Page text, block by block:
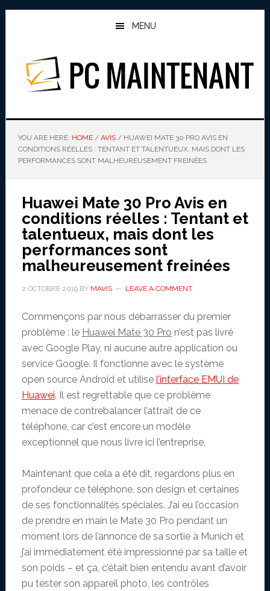
Skip
Skip
MENU
PC MAINTENANT
YOU ARE HERE: HOME / AVIS /HUAWEI MATE 30 PRO AVIS EN
CONDITIONS RÉELLES : TENTANT ET TALENTUEUX, MAIS DONT LES
PERFORMANCES SONT MALHEUREUSEMENT FREINÉES
Huawei Mate 30 Pro Avis en
conditions réelles : Tentant et
talentueux, mais dont les
performances sont
malheureusement freinées
2 OCTOBRE 2019BY MAVIS LEAVE A COMMENT
Commençons par nous débarrasser du premier
problème : le Huawei Mate 30 Pro n’est pas livré
avec Google Play, ni aucune autre application ou
service Google. Il fonctionne avec le système
open source Android et utilise l’interface EMUI de
Huawei. Il est regrettable que ce problème
menace de contrebalancer l’attrait de ce
téléphone, car c’est encore un modèle
exceptionnel que nous livre ici l’entreprise.
Maintenant que cela a été dit, regardons plus en
profondeur ce téléphone, son design et certaines
de ses fonctionnalités spéciales. J’ai eu l’occasion
de prendre en main le Mate 30 Pro pendant un
moment lors de l’annonce de sa sortie à Munich et
j’ai immédiatement été impressionné par sa taille et
son poids – et ça, c’était bien entendu avant d’avoir
pu tester son appareil photo, les contrôles